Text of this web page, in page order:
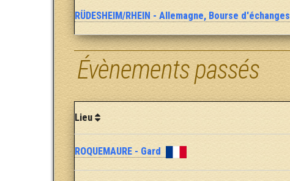
RÜDESHEIM/RHEIN - Allemagne, Bourse d'échanges
Évènements passés
Lieu
ROQUEMAURE - Gard